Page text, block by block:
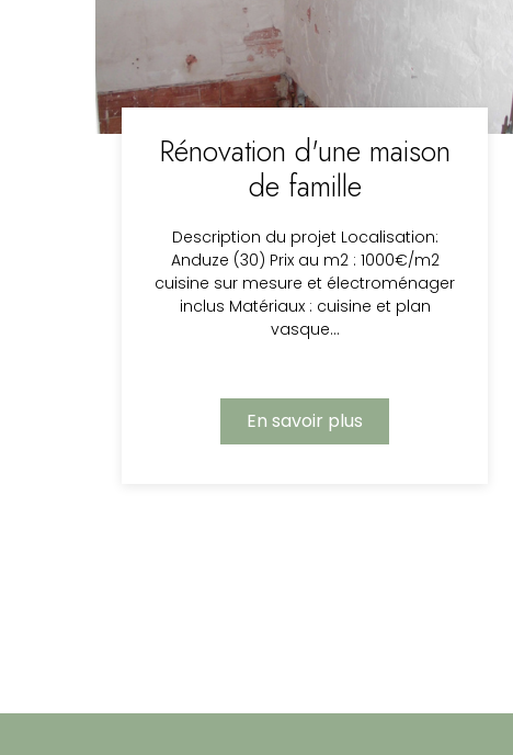
Rénovation d'une maison
de famille
Description du projet Localisation:
Anduze (30) Prix au m2 : 1000€/m2
cuisine sur mesure et électroménager
inclus Matériaux : cuisine et plan
vasque…
En savoir plus